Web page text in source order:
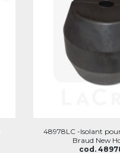
48978LC -Isolant
Braud New
cod.